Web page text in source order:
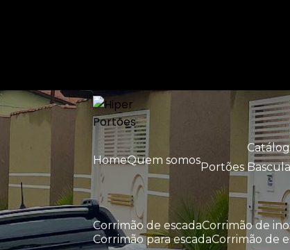
Home Quem somos
Portões
corrimão de escada corrimão de
corrimão para escada corrimão de